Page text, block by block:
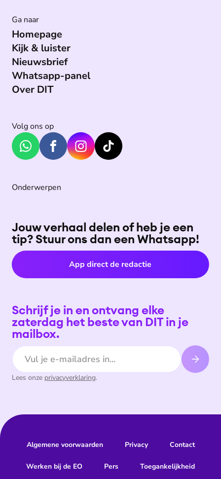
Ga naar
Homepage
Kijk & luister
Nieuwsbrief
Whatsapp-panel
Over DIT
Volg ons op
Onderwerpen
Jouw verhaal delen of heb je een
tip? Stuur ons dan een Whatsapp!
App direct de redactie
Schrijf je in en ontvang elke
zaterdag het beste van DIT in je
mailbox.
E-mailadres
Lees onze privacyverklaring.
Algemene voorwaarden Privacy Contact
Werken bij de EO Pers Toegankelijkheid